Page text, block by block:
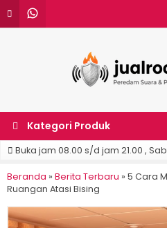
Kategori Produk
Buka jam 08.00 s/d jam 21.00 ,
Beranda » Berita Terbaru » 5 Cara
Ruangan Atasi Bising